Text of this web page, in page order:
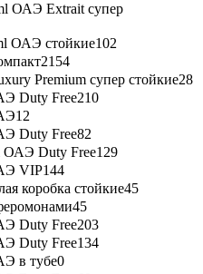
ОАЭ Extrait супер
ОАЭ стойкие102
2154
Premium супер стойкие28
Duty Free210
12
Duty Free82
ОАЭ Duty Free129
VIP144
коробка стойкие45
45
Duty Free203
Duty Free134
в тубе0